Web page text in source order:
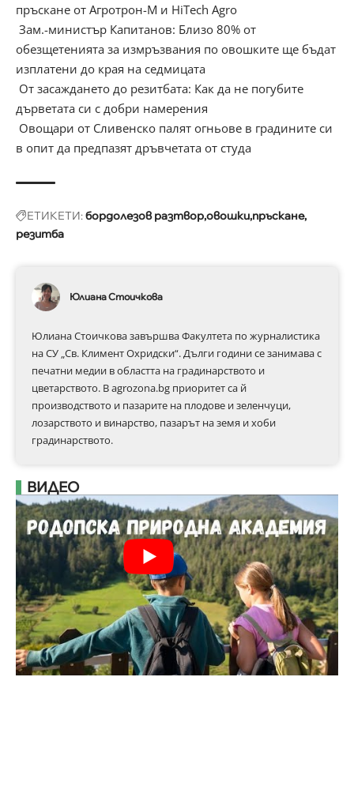
пръскане от Агротрон-М и HiTech Agro
Зам.-министър Капитанов: Близо 80% от
обезщетенията за измръзвания по овошките ще бъдат
изплатени до края на седмицата
От засаждането до резитбата: Как да не погубите
дърветата си с добри намерения
Овощари от Сливенско палят огньове в градините си
в опит да предпазят дръвчетата от студа
ЕТИКЕТИ:бордолезов разтворовошки пръскане
резитба
Юлиана Стоичкова
Юлиана Стоичкова завършва Факултета по журналистика
на СУ „Св. Климент Охридски“. Дълги години се занимава с
печатни медии в областта на градинарството и
цветарството. В agrozona.bg приоритет са й
производството и пазарите на плодове и зеленчуци,
лозарството и винарство, пазарът на земя и хоби
градинарството.
ВИДЕО